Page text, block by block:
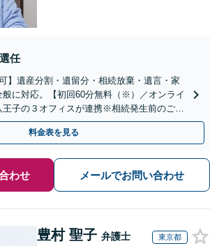
任
】遺産分割・遺留分・相続放棄・遺言・家
に対応。【初回60分無料（※）／オンライ
王子の３オフィスが連携※相続発生前のご相
もございます。
料金表を見る
わせ メールでお問い合わせ
豊村 聖子 弁護士 東京都